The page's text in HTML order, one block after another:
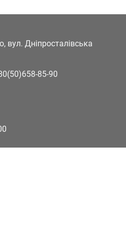
вул. Дніпросталівська
85-90